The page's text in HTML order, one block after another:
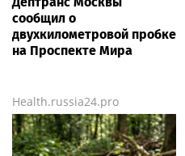
сообщил о
двухкилометровой пробке
на Проспекте Мира
Health.russia24.pro